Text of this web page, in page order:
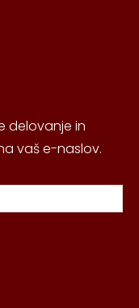
delovanje in
vaš e-naslov.